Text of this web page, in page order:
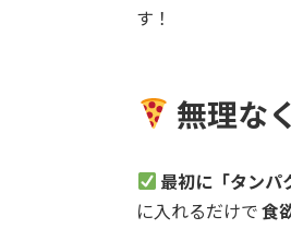
す！
無理な
最初に「タンパ
に入れるだけで食